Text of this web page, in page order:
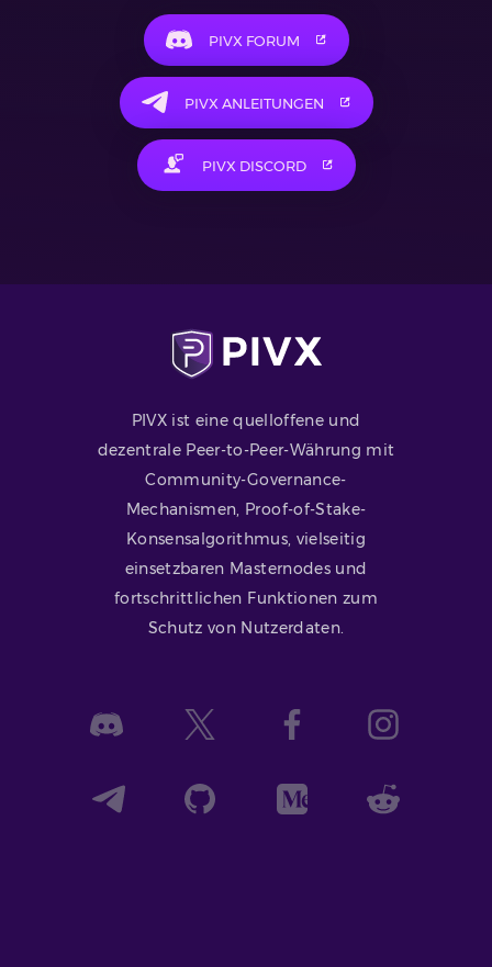
PIVX FORUM
PIVX ANLEITUNGEN
PIVX DISCORD
PIVX ist eine quelloffene und
dezentrale Peer-to-Peer-Währung mit
Community-Governance-
Mechanismen, Proof-of-Stake-
Konsensalgorithmus, vielseitig
einsetzbaren Masternodes und
fortschrittlichen Funktionen zum
Schutz von Nutzerdaten.